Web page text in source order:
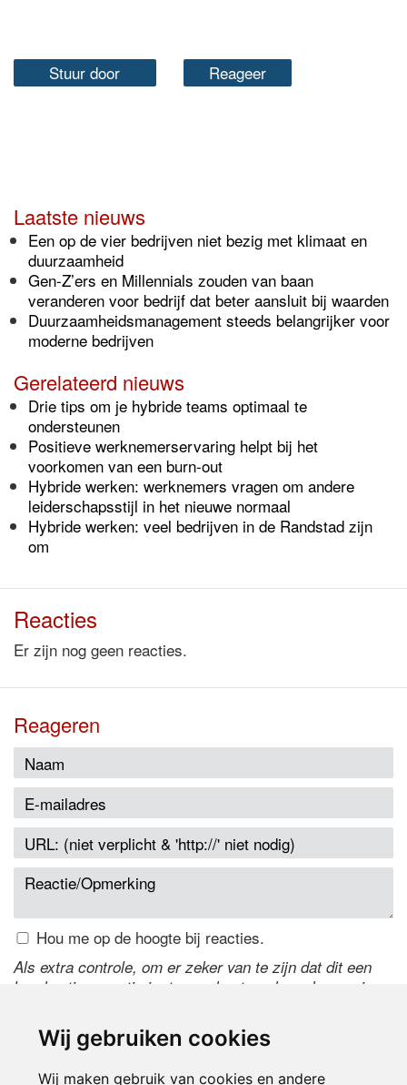
Wij gebruiken cookies
Wij maken gebruik van cookies en andere
Stuur door Reageer
Laatste nieuws
Een op de vier bedrijven niet bezig met klimaat en
duurzaamheid
Gen-Z’ers en Millennials zouden van baan
veranderen voor bedrijf dat beter aansluit bij waarden
Duurzaamheidsmanagement steeds belangrijker voor
moderne bedrijven
Gerelateerd nieuws
Drie tips om je hybride teams optimaal te
ondersteunen
Positieve werknemerservaring helpt bij het
voorkomen van een burn-out
Hybride werken: werknemers vragen om andere
leiderschapsstijl in het nieuwe normaal
Hybride werken: veel bedrijven in de Randstad zijn
om
Reacties
Er zijn nog geen reacties.
Reageren
Hou me op de hoogte bij reacties.
Als extra controle, om er zeker van te zijn dat dit een
handmatige reactie is, typ onderstaande code over in
de code te wijzigen.